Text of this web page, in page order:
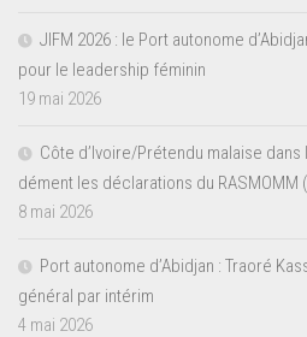
JIFM 2026 : le Port autonome
pour le leadership féminin
19 mai 2026
Côte d’Ivoire/Prétendu malaise
dément les déclarations du RASMOMM
8 mai 2026
Port autonome d’Abidjan : Traoré
général par intérim
4 mai 2026